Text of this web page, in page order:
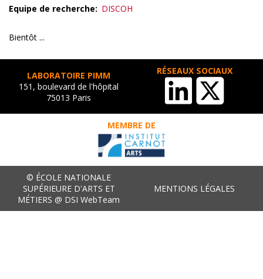
Equipe de recherche
DISCOH
Bientôt ...
LABORATOIRE PIMM
151, boulevard de l'hôpital
75013 Paris
RÉSEAUX SOCIAUX
MEMBRE DE
© ÉCOLE NATIONALE
SUPÉRIEURE D'ARTS ET
MÉTIERS @ DSI WebTeam
MENTIONS LÉGALES